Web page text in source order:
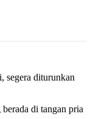
segera diturunkan
di tangan pria